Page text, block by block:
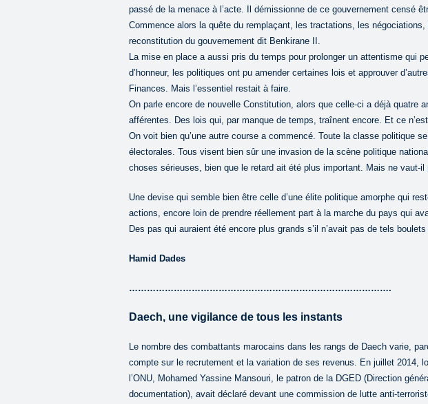
passé de la menace à l’acte. Il démissionne de ce gouvernement censé
Commence alors la quête du remplaçant, les tractations, les
reconstitution du gouvernement dit Benkirane II.
La mise en place a aussi pris du temps pour prolonger un attentisme qui
d’honneur, les politiques ont pu amender certaines lois et approuver
Finances. Mais l’essentiel restait à faire.
On parle encore de nouvelle Constitution, alors que celle-ci a déjà quatre
afférentes. Des lois qui, par manque de temps, traînent encore. Et ce
On voit bien qu’une autre course a commencé. Toute la classe politique
électorales. Tous visent bien sûr une invasion de la scène politique
choses sérieuses, bien que le retard ait été plus important. Mais ne vaut-
Une devise qui semble bien être celle d’une élite politique amorphe qui
actions, encore loin de prendre réellement part à la marche du pays qui
Des pas qui auraient été encore plus grands s’il n’avait pas de tels
Hamid Dades
…………………………………………………………………………….
Daech, une vigilance de tous les instants
Le nombre des combattants marocains dans les rangs de Daech varie,
compte sur le recrutement et la variation de ses revenus. En juillet 2014,
l’ONU, Mohamed Yassine Mansouri, le patron de la DGED (Direction
documentation), avait déclaré devant une commission de lutte anti-